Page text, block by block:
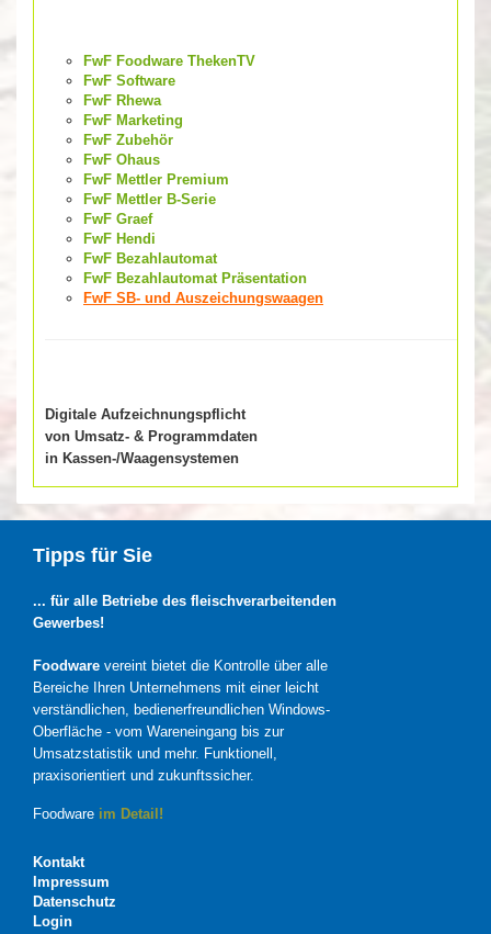
FwF Foodware ThekenTV
FwF Software
FwF Rhewa
FwF Marketing
FwF Zubehör
FwF Ohaus
FwF Mettler Premium
FwF Mettler B-Serie
FwF Graef
FwF Hendi
FwF Bezahlautomat
FwF Bezahlautomat Präsentation
FwF SB- und Auszeichungswaagen
Digitale Aufzeichnungspflicht
von Umsatz- & Programmdaten
in Kassen-/Waagensystemen
Tipps für Sie
... für alle Betriebe des fleischverarbeitenden
Gewerbes!
Foodware vereint bietet die Kontrolle über alle
Bereiche Ihren Unternehmens mit einer leicht
verständlichen, bedienerfreundlichen Windows-
Oberfläche - vom Wareneingang bis zur
Umsatzstatistik und mehr. Funktionell,
praxisorientiert und zukunftssicher.
Foodware im Detail!
Kontakt
Impressum
Datenschutz
Login